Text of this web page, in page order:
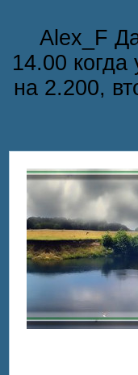
Alex_F
14.00
на 2.200,